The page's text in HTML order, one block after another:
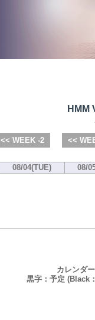
HMM
<< WEEK -2 <<
08/04(TUE) 08/
カレンダ
黒字：予定